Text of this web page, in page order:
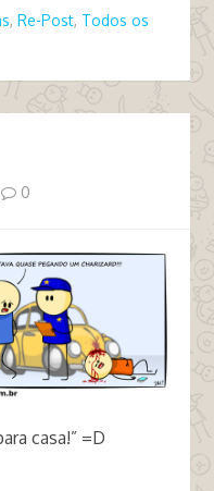
, Re-Post, Todos os
0
casa!” =D